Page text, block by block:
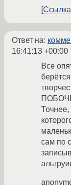
Ссылка
Ответ на:
16:41:13 +00:00
Все
Точнее,
сам по